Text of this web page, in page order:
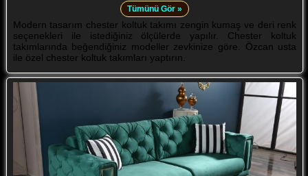
Tümünü Gör »
Modern tasarım chester koltuk takımı zengin kumaş ve deri renk
seçenekleri ile istediğiniz ölçülerde yapılır. Chester koltuk
takımlarında beğendiğiniz modeller zevkinize göre. Özcan usta
ile özel chester koltuk takımları yaptırın.